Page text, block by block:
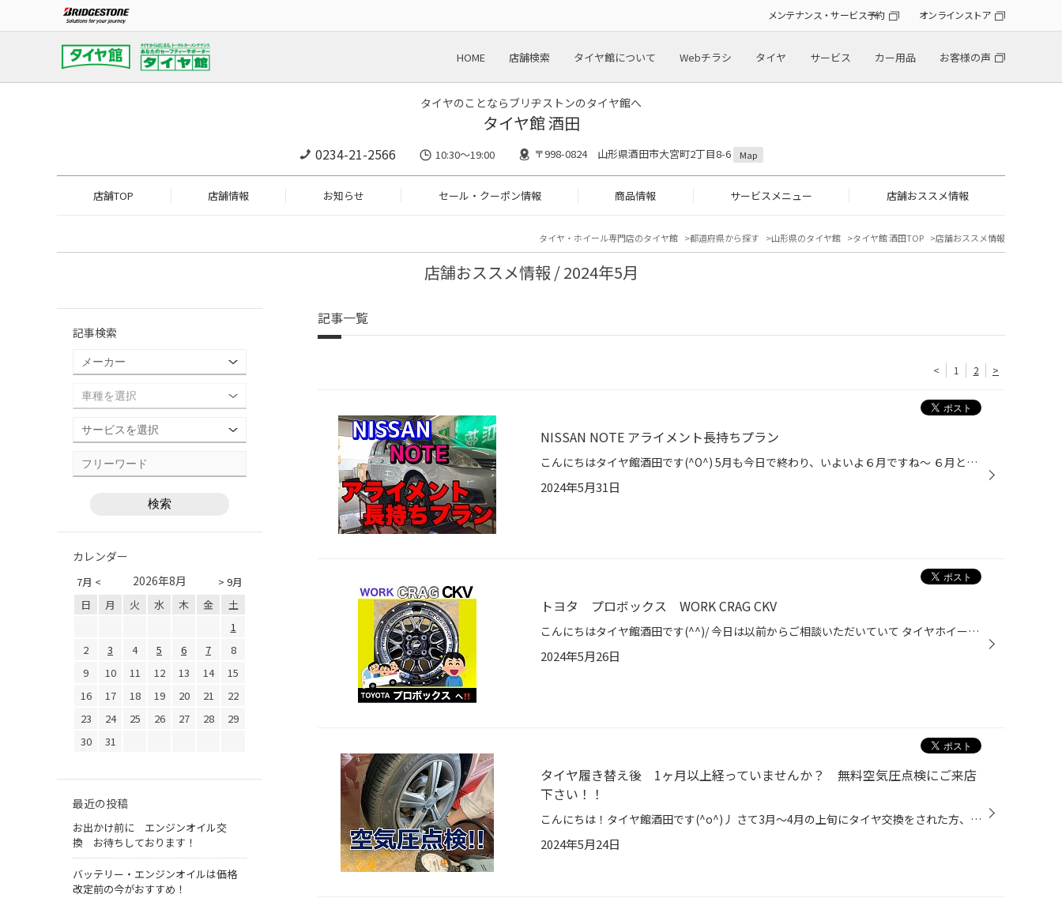
メンテナンス・サービス予約 オンラインストア
HOME 店舗検索 タイヤ館について Webチラシ タイヤ サービス カー用品 お客様の声
タイヤのことならブリヂストンのタイヤ館へ
タイヤ館 酒田
0234-21-2566 10:30～19:00 〒998-0824 山形県酒田市大宮町2丁目8-6 Map
店舗TOP 店舗情報 お知らせ セール・クーポン情報 商品情報 サービスメニュー 店舗おススメ情報
タイヤ・ホイール専門店のタイヤ館 都道府県から探す 山形県のタイヤ館 タイヤ館 酒田TOP 店舗おススメ情報
店舗おススメ情報 / 2024年5月
記事一覧
< 1 2 >
NISSAN NOTE アライメント長持ちプラン
こんにちはタイヤ館酒田です(^O^) 5月も今日で終わり、いよいよ６月ですね〜 ６月といえば梅雨入りです。雨の日が多くなるとワイパーと タイヤが気になります、減って溝が無くなったタイヤでの走行は スリップしやすく危険です 当店では無料タイヤ点検をしていますので お気軽にご来店くださいね〜 ...
2024年5月31日
トヨタ プロボックス WORK CRAG CKV
こんにちはタイヤ館酒田です(^^)/ 今日は以前からご相談いただいていて タイヤホイールセットをお取り付けさせていただいた お車のご紹介をさせて頂きます♪ 先日注文いただいたホイールセットが ご用意できたので、さっそくお取り付け させて頂きました＼(^o^)／ スタッドレスは純正の鉄ホイールな...
2024年5月26日
タイヤ履き替え後 1ヶ月以上経っていませんか？ 無料空気圧点検にご来店
下さい！！
こんにちは！タイヤ館酒田です(^o^)丿 さて3月～4月の上旬にタイヤ交換をされた方、 また、ご自宅でタイヤ交換をされた方 交換後の点検はされましたか？？？？ 交換の時期によっては、2ヶ月程度過ぎた方もいらっしゃるかと思います！ タイヤ交換の時にしっかり点検していても・・・・・・・ 1ヶ月で...
2024年5月24日
記事検索
カレンダー
7月 < > 9月
2026年8月
日 月 火 水 木 金
土
1
2
3 4 5 6 7
8
9
10 11 12 13 14
15
16
17 18 19 20 21
22
23
24 25 26 27 28
29
30
31
最近の投稿
お出かけ前に エンジンオイル交
換 お待ちしております！
バッテリー・エンジンオイルは価格
改定前の今がおすすめ！